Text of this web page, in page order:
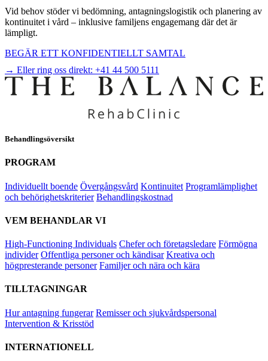
Vid behov stöder vi bedömning, antagningslogistik och planering av
kontinuitet i vård – inklusive familjens engagemang där det är
lämpligt.
BEGÄR ETT KONFIDENTIELLT SAMTAL
→ Eller ring oss direkt: +41 44 500 5111
Behandlingsöversikt
PROGRAM
Individuellt boende Övergångsvård Kontinuitet Programlämplighet
och behörighetskriterier Behandlingskostnad
VEM BEHANDLAR VI
High-Functioning Individuals Chefer och företagsledare Förmögna
individer Offentliga personer och kändisar Kreativa och
högpresterande personer Familjer och nära och kära
TILLTAGNINGAR
Hur antagning fungerar Remisser och sjukvårdspersonal
Intervention & Krisstöd
INTERNATIONELL